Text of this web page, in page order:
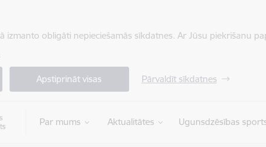
izmanto obligāti nepieciešamās sīkdatnes. Ar Jūsu piekrišanu
Apstiprināt visas Pārvaldīt sīkdatnes
Par mums Aktualitātes Ugunsdzēsības